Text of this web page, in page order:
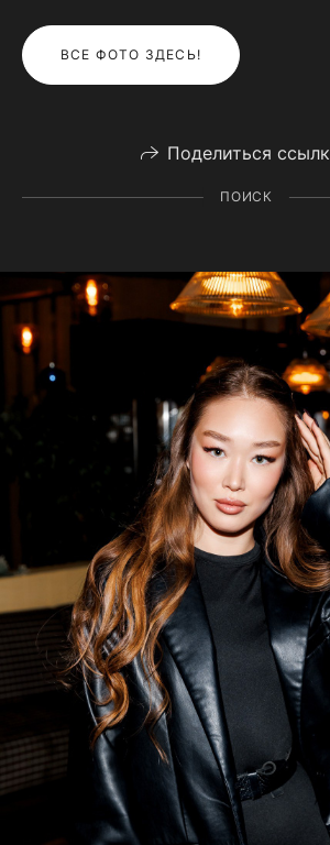
ВСЕ ФОТО ЗДЕСЬ!
Поделиться
ПОИСК